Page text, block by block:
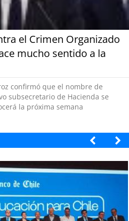
el Crimen Organizado
mucho sentido a la
confirmó que el nombre de
subsecretario de Hacienda se
la próxima semana